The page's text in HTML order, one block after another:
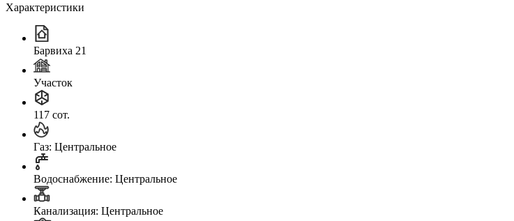
Характеристики
Барвиха 21
Участок
117 сот.
Газ: Центральное
Водоснабжение: Центральное
Канализация: Центральное